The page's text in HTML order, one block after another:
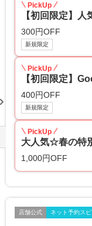
PickUp
【初回限定】
300円OFF
新規限定
PickUp
【初回限定】
400円OFF
新規限定
PickUp
大人気☆春の
1,000円OFF
店舗公式 ネット予約ス